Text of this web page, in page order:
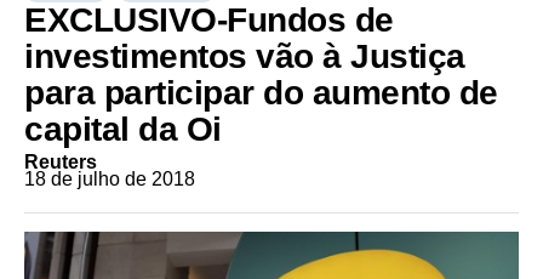
EXCLUSIVO-Fundos de
investimentos vão à Justiça
para participar do aumento de
capital da Oi
Reuters
18 de julho de 2018